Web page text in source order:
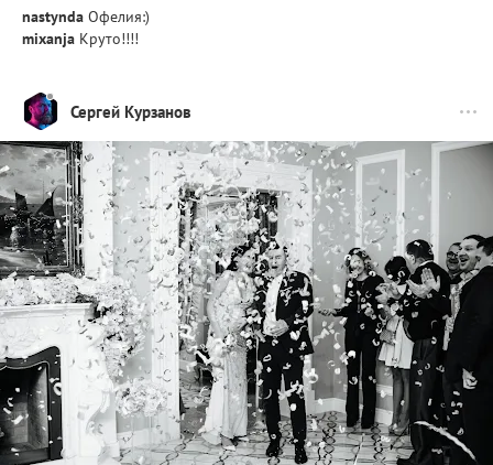
nastynda Офелия:)
mixanja Круто!!!!
Сергей Курзанов